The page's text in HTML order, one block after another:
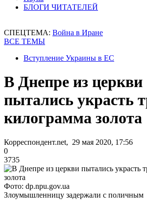
БЛОГИ ЧИТАТЕЛЕЙ
СПЕЦТЕМА: Война в Иране
ВСЕ ТЕМЫ
Вступление Украины в ЕС
В Днепре из церкви
пытались украсть
килограмма золота
Корреспондент.net, 29 мая 2020, 17:56
0
3735
Фото: dp.npu.gov.ua
Злоумышленницу задержали с поличным